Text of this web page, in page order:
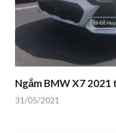
Ngắm BMW X7
31/05/2021